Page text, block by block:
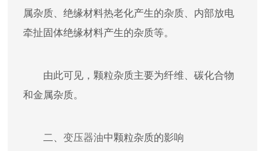
属杂质、绝缘材料热老化产生的杂质、内部放电
牵扯固体绝缘材料产生的杂质等。
由此可见，颗粒杂质主要为纤维、碳化合物
和金属杂质。
二、 变压器油中颗粒杂质的影响